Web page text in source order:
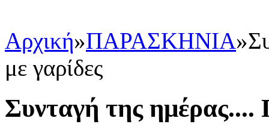
Αρχική»ΠΑΡΑΣΚΗΝΙΑ»
με γαρίδες
Συνταγή της ημέρας....